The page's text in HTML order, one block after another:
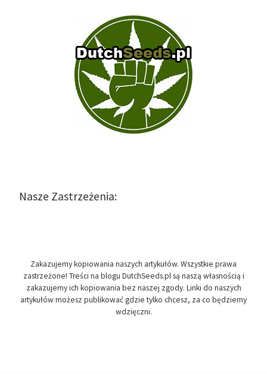
Nasze Zastrzeżenia:
Zakazujemy kopiowania naszych artykułów. Wszystkie prawa
zastrzeżone! Treści na blogu DutchSeeds.pl są naszą własnością i
zakazujemy ich kopiowania bez naszej zgody. Linki do naszych
artykułów możesz publikować gdzie tylko chcesz, za co będziemy
wdzięczni.